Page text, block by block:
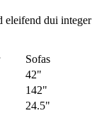
eleifend dui integer
Sofas
42"
142"
24.5"